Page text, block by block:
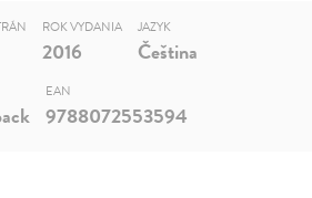
ROK VYDANIA
2016
JAZYK
Čeština
EAN
9788072553594